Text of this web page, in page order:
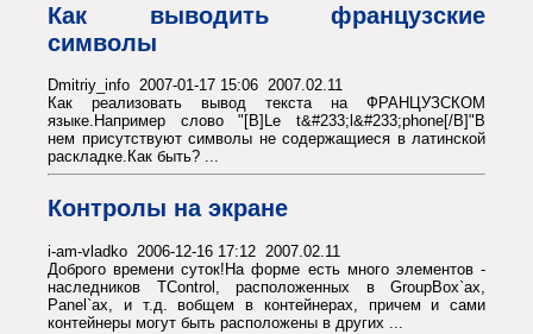
Как выводить французские
символы
Dmitriy_info 2007-01-17 15:06 2007.02.11
Как реализовать вывод текста на ФРАНЦУЗСКОМ
языке.Например слово "[B]Le t&#233;l&#233;phone[/B]"В
нем присутствуют символы не содержащиеся в латинской
раскладке.Как быть? ...
Контролы на экране
i-am-vladko 2006-12-16 17:12 2007.02.11
Доброго времени суток!На форме есть много элементов -
наследников TControl, расположенных в GroupBox`ax,
Panel`ax, и т.д. вобщем в контейнерах, причем и сами
контейнеры могут быть расположены в других ...